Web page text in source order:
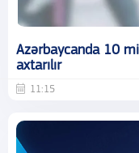
Azərbaycanda 10
axtarılır
11:15